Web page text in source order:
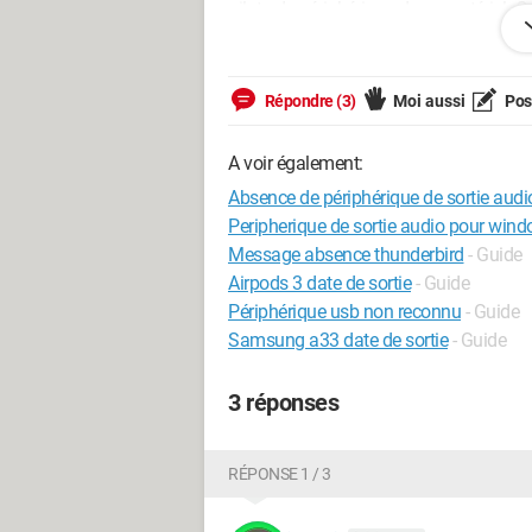
pilote de périphérique de ce matériel.
apparaît. J ai fait une recherche de
Après lecture sur des forums j ai tenté
Upperfilters et Lowerfilters de la clé de
BFC1-08002BE10318}
Mais toujours rien ...
Je suis sous Windows vista
Merci d'avance à ceux qui pourront m
Répondre (3) Moi aussi
A voir également:
Absence de périphérique de sortie
Peripherique de sortie audio pour
Message absence thunderbird - Guide
Airpods 3 date de sortie - Guide
Périphérique usb non reconnu - Guide
Samsung a33 date de sortie - Guide
3 réponses
RÉPONSE 1 / 3